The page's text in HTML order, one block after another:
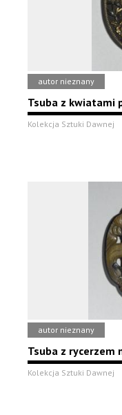
autor nieznany
Tsuba z kwiatami
Kolekcja Sztuki Dawnej
autor nieznany
Tsuba z rycerzem
Kolekcja Sztuki Dawnej